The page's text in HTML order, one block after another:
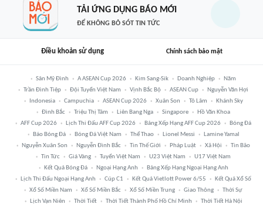
TẢI ỨNG DỤNG BÁO MỚI
ĐỂ KHÔNG BỎ SÓT TIN TỨC
Điều khoản sử dụng Chính sách bảo mật
Sân Mỹ Đình A ASEAN Cup 2026 Kim Sang-Sik Doanh Nghiệp
Năm
Trần Đình Tiệp
Đội Tuyển Việt Nam Vịnh Bắc Bộ ASEAN Cup
Nguyễn Văn Hợi
Indonesia
Campuchia ASEAN Cup 2026 Xuân Son Tô Lâm
Khánh Sky
Đình Bắc
Triệu Thị Tâm Liên Bang Nga Singapore
Hồ Văn Khoa
AFF Cup 2026
Lịch Thi Đấu AFF Cup 2026 Bảng Xếp Hạng AFF Cup 2026
Bóng Đá
Báo Bóng Đá
Bóng Đá Việt Nam Thể Thao Lionel Messi
Lamine Yamal
Nguyễn Xuân Son
Nguyễn Đình Bắc Tin Thế Giới Pháp Luật Xã Hội
Tin Bão
Tin Tức
Giá Vàng Tuyển Việt Nam U23 Việt Nam
U17 Việt Nam
Kết Quả Bóng Đá
Ngoại Hạng Anh
Bảng Xếp Hạng Ngoại Hạng Anh
Lịch Thi Đấu Ngoại Hạng Anh
Cúp C1 Kết Quả Vietlott Power 6/55
Kết Quả Xổ Số
Xổ Số Miền Nam
Xổ Số Miền Bắc Xổ Số Miền Trung Giao Thông
Thời Sự
Lịch Vạn Niên
Thời Tiết Thời Tiết Thành Phố Hồ Chí Minh Thời Tiết Hà Nội